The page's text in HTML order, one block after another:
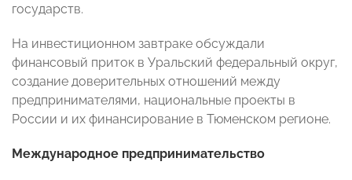
государств.
На инвестиционном завтраке обсуждали
финансовый приток в Уральский федеральный округ,
создание доверительных отношений между
предпринимателями, национальные проекты в
России и их финансирование в Тюменском регионе.
Международное предпринимательство